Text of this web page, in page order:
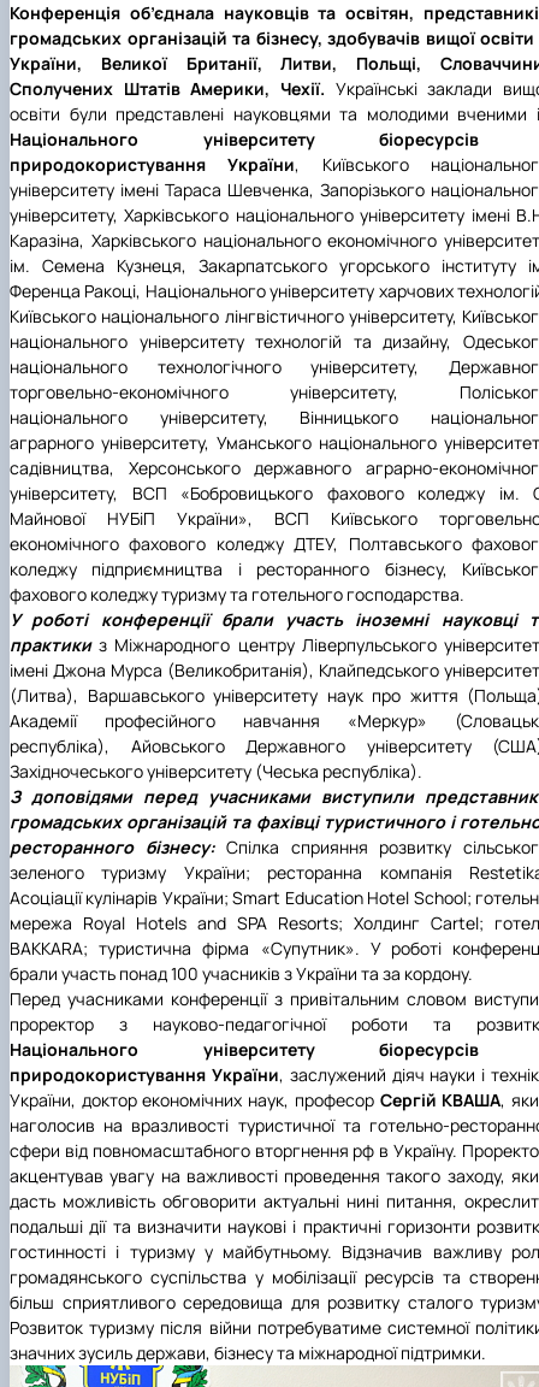
Конференція об’єднала науковців та освітян,
громадських організацій та бізнесу, здобувачів вищої освіти
України, Великої Британії, Литви, Польщі,
Сполучених Штатів Америки, Чехії. Українські заклади
освіти були представлені науковцями та молодими вченими
Національного університету біоресурсів
природокористування України, Київського
університету імені Тараса Шевченка, Запорізького
університету, Харківського національного університету імені
Каразіна, Харківського національного економічного
ім. Семена Кузнеця, Закарпатського угорського інституту
Ференца Ракоці, Національного університету харчових
Київського національного лінгвістичного університету,
національного університету технологій та дизайну,
національного технологічного університету,
торговельно-економічного університету,
національного університету, Вінницького
аграрного університету, Уманського національного
садівництва, Херсонського державного аграрно-
університету, ВСП «Бобровицького фахового коледжу ім.
Майнової НУБіП України», ВСП Київського
економічного фахового коледжу ДТЕУ, Полтавського
коледжу підприємництва і ресторанного бізнесу,
фахового коледжу туризму та готельного господарства.
У роботі конференції брали участь іноземні науковці
практикиз Міжнародного центру Ліверпульського
імені Джона Мурса (Великобританія), Клайпедського
(Литва), Варшавського університету наук про життя
Академії професійного навчання «Меркур»
республіка), Айовського Державного університету
Західночеського університету (Чеська республіка).
З доповідями перед учасниками виступили
громадських організацій та фахівці туристичного і
ресторанного бізнесу:Спілка сприяння розвитку
зеленого туризму України; ресторанна компанія
Асоціації кулінарів України; Smart Education Hotel School;
мережа Royal Hotels and SPA Resorts; Холдинг Cartel;
BAKKARA; туристична фірма «Супутник». У роботі
брали участь понад 100 учасників з України та за кордону.
Перед учасниками конференції з привітальним словом
проректор з науково-педагогічної роботи та
Національного університету біоресурсів
природокористування України, заслужений діяч науки і
України, доктор економічних наук, професор Сергій КВАША,
наголосив на вразливості туристичної та готельно-
сфери від повномасштабного вторгнення рф в Україну.
акцентував увагу на важливості проведення такого заходу,
дасть можливість обговорити актуальні нині питання,
подальші дії та визначити наукові і практичні горизонти
гостинності і туризму у майбутньому. Відзначив важливу
громадянського суспільства у мобілізації ресурсів та
більш сприятливого середовища для розвитку сталого
Розвиток туризму після війни потребуватиме системної
значних зусиль держави, бізнесу та міжнародної підтримки.